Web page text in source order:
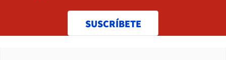
SUSCRÍBETE